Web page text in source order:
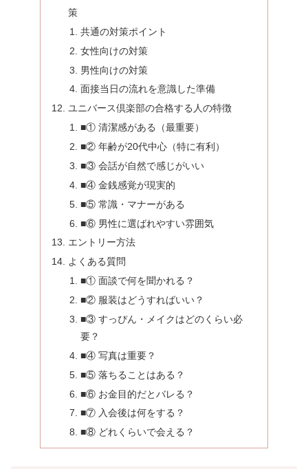
策
共通の対策ポイント
女性向けの対策
男性向けの対策
面接当日の流れを意識した準備
ユニバース倶楽部の合格する人の特徴
■① 清潔感がある（最重要）
■② 年齢が20代中心（特に有利）
■③ 会話が自然で感じがいい
■④ 金銭感覚が現実的
■⑤ 常識・マナーがある
■⑥ 男性に選ばれやすい雰囲気
エントリー方法
よくある質問
■① 面談で何を聞かれる？
■② 服装はどうすればいい？
■③ すっぴん・メイクはどのくらい必
要？
■④ 写真は重要？
■⑤ 落ちることはある？
■⑥ お金目的だとバレる？
■⑦ 入会後は何をする？
■⑧ どれくらいで会える？